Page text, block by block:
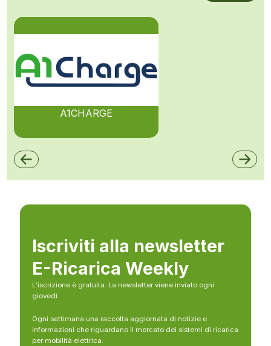
A1CHARGE
Iscriviti alla newsletter
E-Ricarica Weekly
L’iscrizione è gratuita. La newsletter viene inviato ogni
giovedì
Ogni settimana una raccolta aggiornata di notizie e
informazioni che riguardano il mercato dei sistemi di ricarica
per mobilità elettrica.